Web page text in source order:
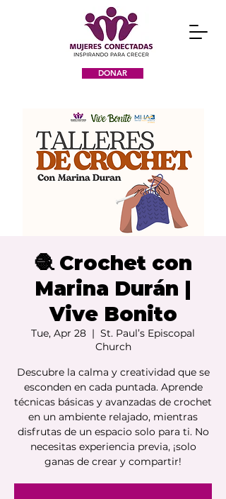
DONAR
🧶 Crochet con
Marina Durán |
Vive Bonito
Tue, Apr 28
  |
St. Paul’s Episcopal
Church
Descubre la calma y creatividad que se
esconden en cada puntada. Aprende
técnicas básicas y avanzadas de crochet
en un ambiente relajado, mientras
disfrutas de un espacio solo para ti. No
necesitas experiencia previa, ¡solo
ganas de crear y compartir!